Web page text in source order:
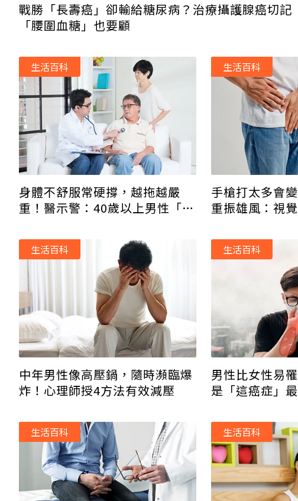
戰勝「長壽癌」卻輸給糖尿病？治療攝護腺癌切記
「腰圍血糖」也要顧
身體不舒服常硬撐，越拖越嚴
重！醫示警：40歲以上男性「這
生活百科
手槍打太多會
重振雄風：視
生活百科
中年男性像高壓鍋，隨時瀕臨爆
炸！心理師授4方法有效減壓
生活百科
男性比女性易
是「這癌症」
生活百科
生活百科 生活百科